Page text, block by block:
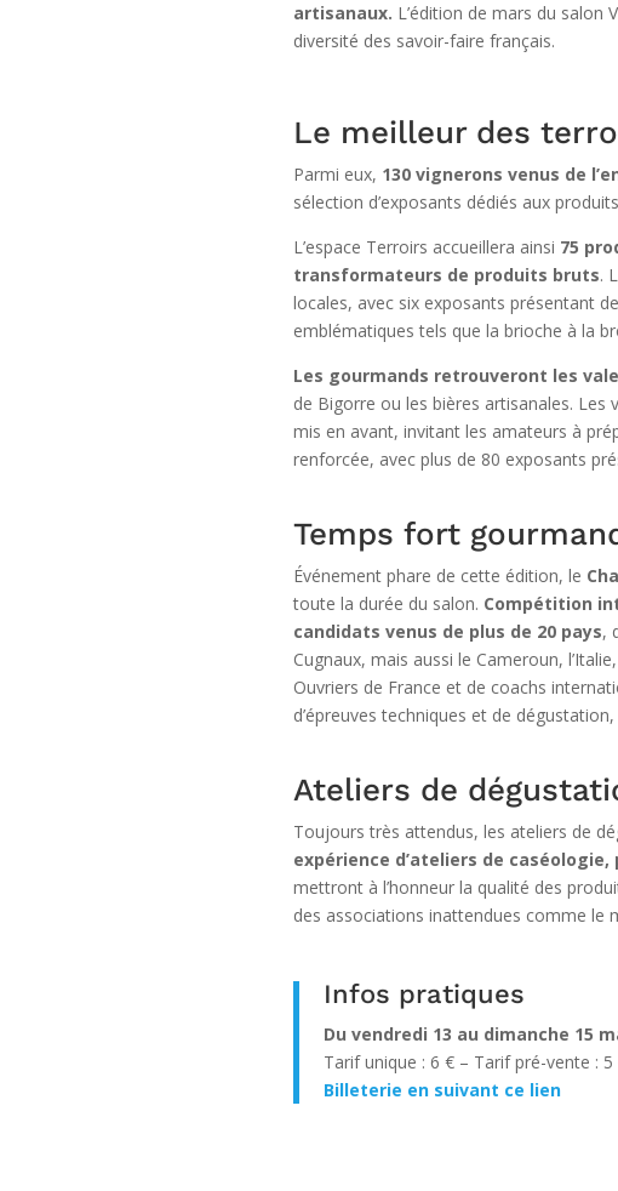
artisanaux. L’édition de mars du salon
diversité des savoir-faire français.
Le meilleur des
Parmi eux, 130 vignerons venus de
sélection d’exposants dédiés aux
L’espace Terroirs accueillera ainsi 75
transformateurs de produits bruts.
locales, avec six exposants présentant
emblématiques tels que la brioche à la
Les gourmands retrouveront les
de Bigorre ou les bières artisanales.
mis en avant, invitant les amateurs à
renforcée, avec plus de 80 exposants
Temps fort
Événement phare de cette édition, le
toute la durée du salon. Compétition
candidats venus de plus de 20 pays,
Cugnaux, mais aussi le Cameroun,
Ouvriers de France et de coachs
d’épreuves techniques et de
Ateliers de
Toujours très attendus, les ateliers de
expérience d’ateliers de
mettront à l’honneur la qualité des
des associations inattendues comme le
Infos pratiques
Du vendredi 13 au dimanche 15
Tarif unique : 6 € – Tarif pré-vente :
Billeterie en suivant ce lien